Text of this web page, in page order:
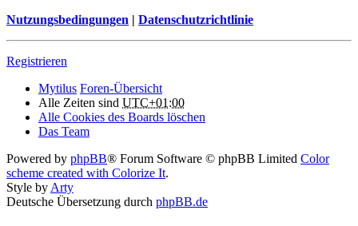
Nutzungsbedingungen | Datenschutzrichtlinie
Registrieren
Mytilus Foren-Übersicht
Alle Zeiten sind UTC+01:00
Alle Cookies des Boards löschen
Das Team
Powered by phpBB® Forum Software © phpBB Limited Color
scheme created with Colorize It.
Style by Arty
Deutsche Übersetzung durch phpBB.de